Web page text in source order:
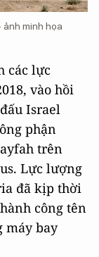
ảnh minh họa
các lực
vào hồi
Israel
phận
trên
Lực lượng
đã kịp thời
công tên
máy bay